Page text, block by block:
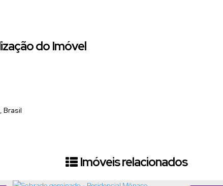
do Imóvel
Brasil
Imóveis relacionados